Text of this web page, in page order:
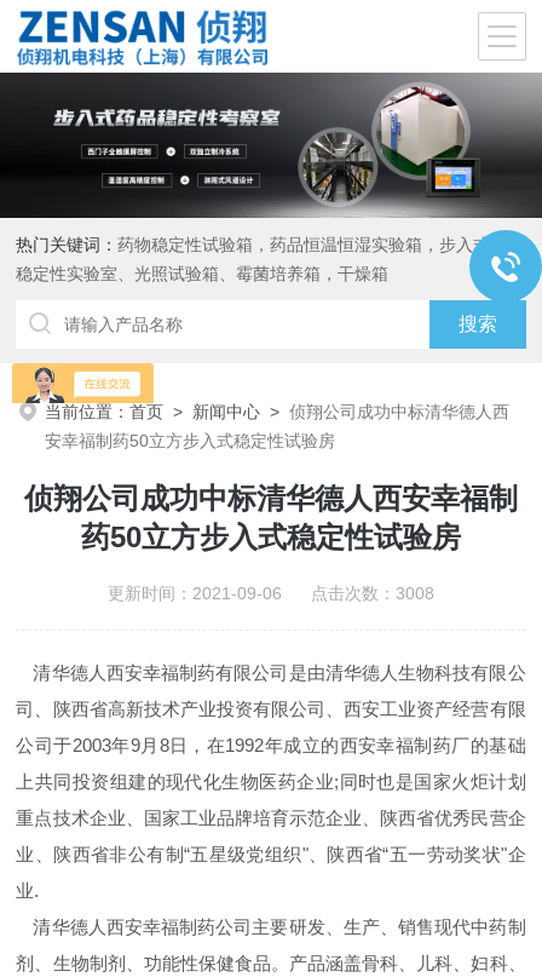
热门关键词：药物稳定性试验箱，药品恒温恒湿实验箱，步入式药品
稳定性实验室、光照试验箱、霉菌培养箱，干燥箱
当前位置：首页 > 新闻中心 >侦翔公司成功中标清华德人西
安幸福制药50立方步入式稳定性试验房
侦翔公司成功中标清华德人西安幸福制
药50立方步入式稳定性试验房
更新时间：2021-09-06 点击次数：3008
清华德人西安幸福制药有限公司是由清华德人生物科技有限公
司、陕西省高新技术产业投资有限公司、西安工业资产经营有限
公司于2003年9月8日，在1992年成立的西安幸福制药厂的基础
上共同投资组建的现代化生物医药企业;同时也是国家火炬计划
重点技术企业、国家工业品牌培育示范企业、陕西省优秀民营企
业、陕西省非公有制 “五星级党组织"、陕西省“五一劳动奖状"企
业.
清华德人西安幸福制药公司主要研发、生产、销售现代中药制
剂、生物制剂、功能性保健食品。产品涵盖骨科、儿科、妇科、